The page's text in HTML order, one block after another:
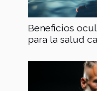
Beneficios
para la salud